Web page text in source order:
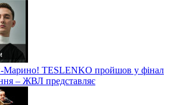
Марино! TESLENKO пройшов у фінал
– ЖВЛ представляє